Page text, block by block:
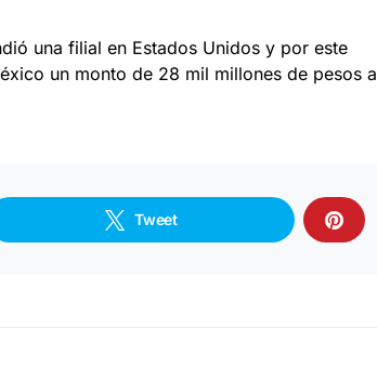
una filial en Estados Unidos y por este
un monto de 28 mil millones de pesos a
Tweet